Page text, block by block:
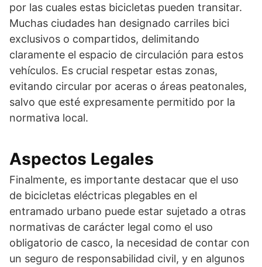
por las cuales estas bicicletas pueden transitar.
Muchas ciudades han designado carriles bici
exclusivos o compartidos, delimitando
claramente el espacio de circulación para estos
vehículos. Es crucial respetar estas zonas,
evitando circular por aceras o áreas peatonales,
salvo que esté expresamente permitido por la
normativa local.
Aspectos Legales
Finalmente, es importante destacar que el uso
de bicicletas eléctricas plegables en el
entramado urbano puede estar sujetado a otras
normativas de carácter legal como el uso
obligatorio de casco, la necesidad de contar con
un seguro de responsabilidad civil, y en algunos